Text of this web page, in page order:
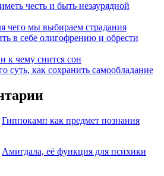
честь и быть незаурядной
чего мы выбираем страдания
в себе олигофрению и обрести
к чему снится сон
суть, как сохранить самообладание
Гиппокамп как предмет познания
Амигдала, её функция для психики